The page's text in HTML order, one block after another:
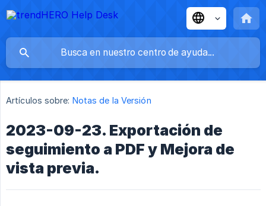
Artículos sobre: Notas de la Versión
2023-09-23. Exportación de
seguimiento a PDF y Mejora de
vista previa.